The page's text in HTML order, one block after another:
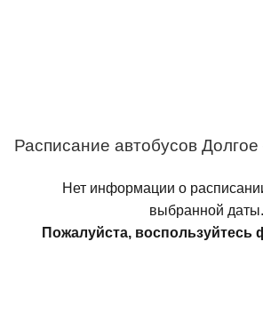
Расписание автобусов
Нет информации о
выбранной даты.
Пожалуйста, воспользуйтесь